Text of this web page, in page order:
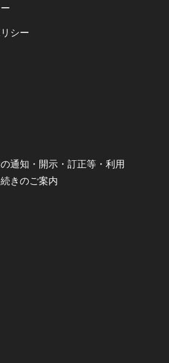
シー
通知・開⽰・訂正等・利⽤
きのご案内